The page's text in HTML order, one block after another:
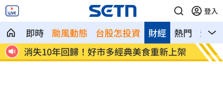
登入
即時 颱風動態 台股怎投資 熱門 影音
財經
警
消失10年回歸！好市多經典美食重新上架
腦瘤
吸